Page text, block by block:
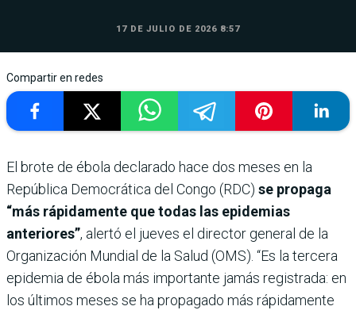
17 DE JULIO DE 2026 8:57
Compartir en redes
El brote de ébola declarado hace dos meses en la
República Democrática del Congo (RDC) se propaga
“más rápidamente que todas las epidemias
anteriores”, alertó el jueves el director general de la
Organización Mundial de la Salud (OMS). “Es la tercera
epidemia de ébola más importante jamás registrada: en
los últimos meses se ha propagado más rápidamente